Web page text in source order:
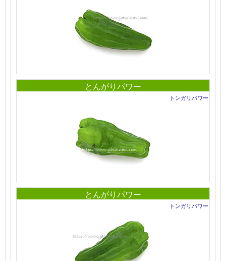
とんがりパワー
トンガリパワー
とんがりパワー
トンガリパワー